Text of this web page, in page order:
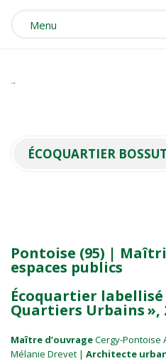
Menu
ÉCOQUARTIER
Pontoise (95) |
espaces publics
Écoquartier labellisé
Quartiers Urbains »,
Maître d’ouvrageCergy-Pontoise
Mélanie Drevet | Architecte